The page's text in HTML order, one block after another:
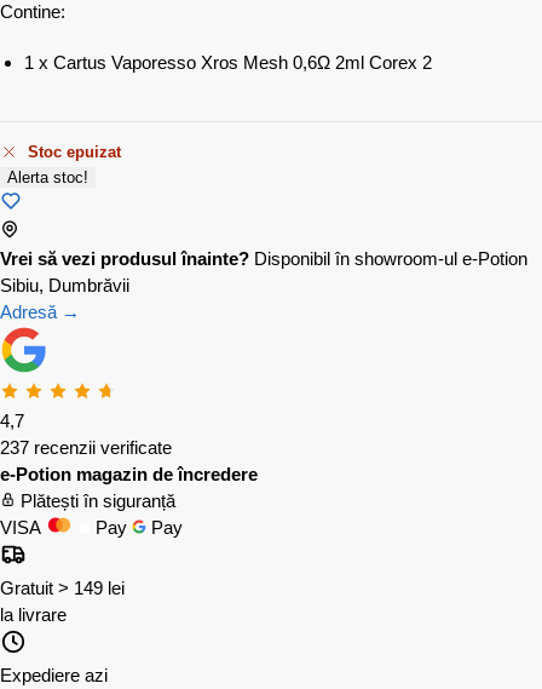
Contine:
1 x Cartus Vaporesso Xros Mesh 0,6Ω 2ml Corex 2
Stoc epuizat
Alerta stoc!
Vrei să vezi produsul înainte? Disponibil în showroom-ul e-Potion
Sibiu, Dumbrăvii
Adresă →
4,7
237 recenzii verificate
e-Potion magazin de încredere
Plătești în siguranță
VISA
Pay Pay
Gratuit > 149 lei
la livrare
Expediere azi